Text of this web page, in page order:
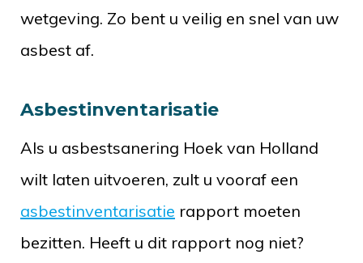
wetgeving. Zo bent u veilig en snel van uw
asbest af.
Asbestinventarisatie
Als u asbestsanering Hoek van Holland
wilt laten uitvoeren, zult u vooraf een
asbestinventarisatie rapport moeten
bezitten. Heeft u dit rapport nog niet?